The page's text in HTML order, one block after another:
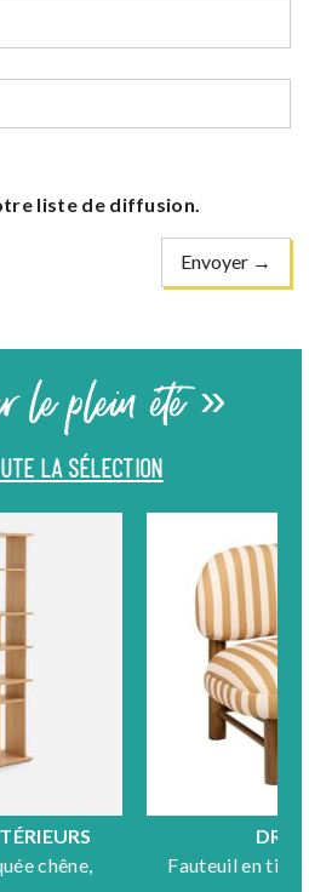
liste de diffusion.
le plein été »
LA SÉLECTION
chêne,
Fauteuil en